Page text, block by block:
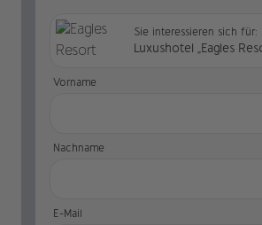
Sie interessieren sich für:
Vorname
Nachname
E-Mail